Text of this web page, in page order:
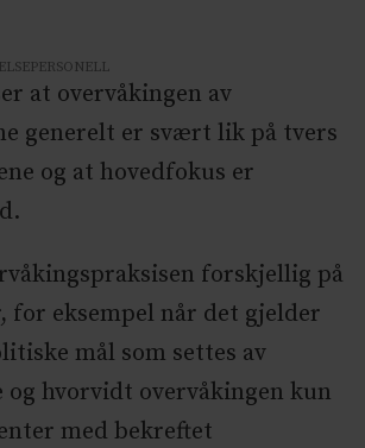
at overvåkingen av
generelt er svært lik på tvers
og at hovedfokus er
forskjellig på
for eksempel når det gjelder
mål som settes av
og hvorvidt overvåkingen kun
med bekreftet